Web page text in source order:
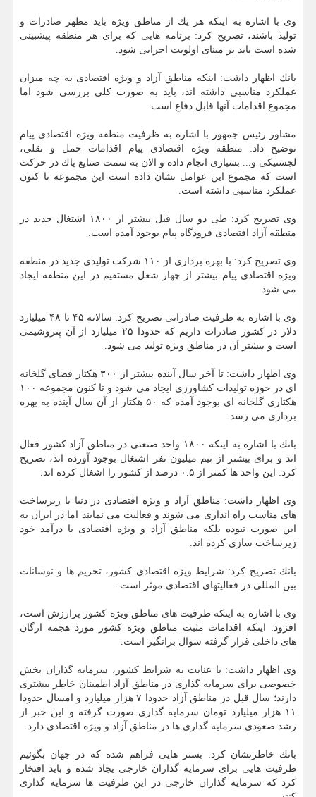
وی با اشاره به اینكه هر یك از مناطق ویژه باید مظهر صادرات و
تولید باشند، تصریح كرد: برنامه هایی كه برای هر منطقه پیشبینی
شده است باید بر مبنای اولویت اجرایی شود.
بانك اظهار داشت: اینكه مناطق آزاد و ویژه اقتصادی به چه میزان
عملكرد مناسبی داشته اند، باید به صورت كلی بررسی شود اما
مجموع اقدامات آنها قابل دفاع است.
مشاور رئیس جمهور با اشاره به ظرفیت منطقه ویژه اقتصادی پیام
توضیح داد: منطقه ویژه اقتصادی پیام اقدامات حمل و نقلی،
لجستیكی و... بسیاری انجام داده و الان به سمت صنایع پاك در حركت
است كه مجموع این عوامل نشان داده است این مجموعه تا كنون
عملكرد مناسبی داشته است.
وی تصریح كرد: طی دو سال قبل بیشتر از ۱۸۰۰ اشتغال جدید در
منطقه آزاد اقتصادی فرودگاه پیام بوجود آمده است.
وی تصریح كرد: با بهره برداری از ۱۱۰ شركت تولیدی جدید در منطقه
ویژه اقتصادی پیام بیشتر از چهار شغل مستقیم در این منطقه ایجاد
می شود.
وی با اشاره به ظرفیت صادراتی تصریح كرد: سالانه ۴۵ تا ۴۸ میلیارد
دلار در كشور صادرات داریم كه حدودا ۲۵ میلیارد از آن پتروشیمی
است و بیشتر آن در مناطق ویژه تولید می شود.
وی اظهار داشت: تا آخر سال آینده بیشتر از ۳۰۰ هكتار فضای گلخانه
ای در حوزه تولیدات كشاورزی ایجاد می شود و تا كنون مجموعه ۱۰۰
هكتاری گلخانه ای بوجود آمده كه ۵۰ هكتار از آن سال آینده به بهره
برداری می رسد.
بانك با اشاره به اینكه ۱۸۰۰ واحد صنعتی در مناطق آزاد كشور فعال
اند و برای بیشتر از نیم میلیون نفر اشتغال بوجود آورده اند، تصریح
كرد: این واحد ها كمتر از ۰.۵ درصد از كشور را اشغال كرده اند.
وی اظهار داشت: مناطق آزاد و ویژه اقتصادی در دنیا با زیرساخت
های مناسب راه اندازی می شوند و فعالیت می نمایند اما در ایران به
این صورت نبوده بلكه مناطق آزاد و ویژه اقتصادی با درآمد خود
زیرساخت سازی كرده اند.
بانك تصریح كرد: شرایط ویژه اقتصادی كشور، تحریم ها و نوسانات
بین المللی در فعالیتهای اقتصادی موثر است.
وی با اشاره به اینكه ظرفیت های مناطق ویژه كشور پرارزش است،
افزود: اینكه اقدامات مثبت مناطق ویژه كشور مورد هجمه ارگان
های داخلی قرار گرفته سوال برانگیز است.
وی اظهار داشت: با عنایت به شرایط كشور، سرمایه گذاران بخش
خصوصی برای سرمایه گذاری در مناطق آزاد اطمینان خاطر بیشتری
دارند؛ سال قبل در مناطق آزاد حدودا ۷ هزار میلیارد و امسال حدودا
۱۱ هزار میلیارد تومان سرمایه گذاری صورت گرفته و این خبر از
رشد صعودی سرمایه گذاری ها در مناطق آزاد و ویژه اقتصادی دارد.
بانك خاطرنشان كرد: بستر هایی فراهم شده كه در جهان بگوئیم
ظرفیت هایی برای سرمایه گذاران خارجی یجاد شده و باید افتخار
كرد كه سرمایه گذاران خارجی در این ظرفیت ها سرمایه گذاری